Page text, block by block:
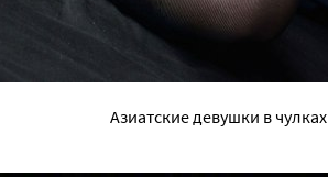
Азиатские девушки в чулках